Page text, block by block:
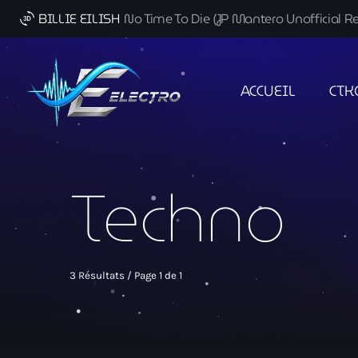
3d_rotation BILLIE EILISH No Time To Die (JP Mantero Unofficial
ACCUEIL
Techno
3 Résultats / Page 1 de 1